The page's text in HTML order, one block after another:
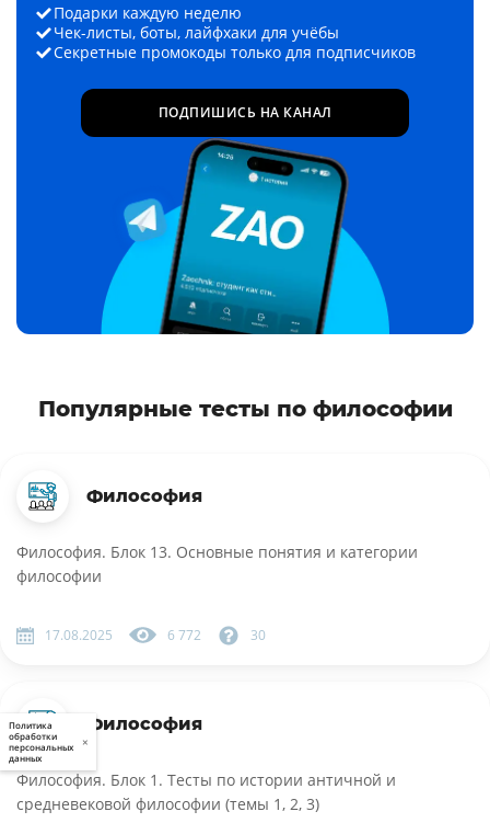
Подарки каждую неделю
Чек-листы, боты, лайфхаки для учёбы
Секретные промокоды только для подписчиков
ПОДПИШИСЬ НА КАНАЛ
Популярные тесты по философии
Философия
Философия. Блок 13. Основные понятия и категории
философии
17.08.2025 6 772 30
Философия
Философия. Блок 1. Тесты по истории античной и
средневековой философии (темы 1, 2, 3)
Политика
обработки
персональных
данных
×